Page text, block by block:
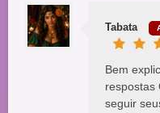
Tabata
Bem
respostas
seguir